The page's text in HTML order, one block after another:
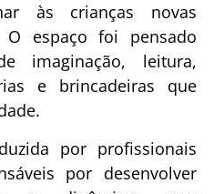
às crianças novas
O espaço foi pensado
imaginação, leitura,
e brincadeiras que
por profissionais
por desenvolver